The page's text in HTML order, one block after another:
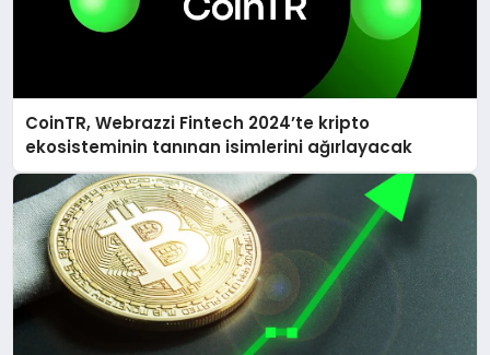
CoinTR, Webrazzi Fintech 2024’te kripto
ekosisteminin tanınan isimlerini ağırlayacak